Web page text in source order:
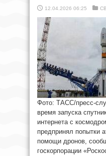
12.04.2026 06:25
Фото: ТАСС/пресс-
время запуска
интернета с
предпринял попытки
помощи дронов,
госкорпорации